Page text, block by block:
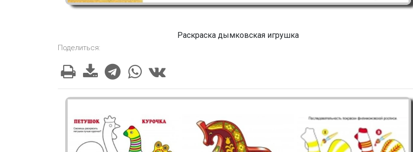
Раскраска дымковская игрушка
Поделиться: